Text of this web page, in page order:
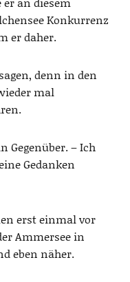
Konkurrenz
er daher.
denn in den
mal
Gegenüber. – Ich
Gedanken
erst einmal vor
Ammersee in
eben näher.